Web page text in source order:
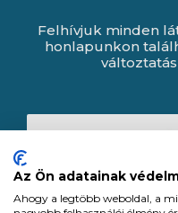
Felhívjuk minden
honlapunkon
Az Ön adatainak
Ahogy a legtöbb weboldal, a